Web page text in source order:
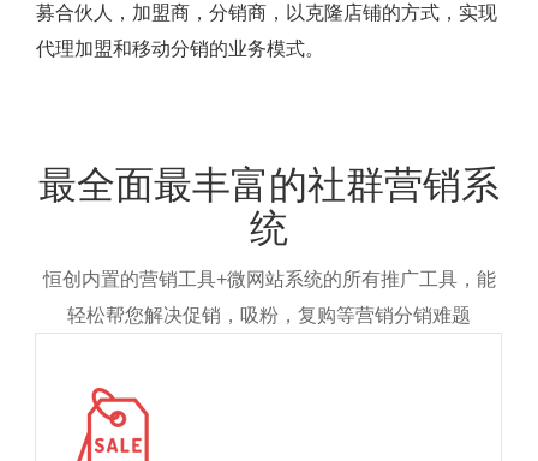
募合伙人，加盟商，分销商，以克隆店铺的方式，实现
代理加盟和移动分销的业务模式。
最全面最丰富的社群营销系
统
恒创内置的营销工具+微网站系统的所有推广工具，能
轻松帮您解决促销，吸粉，复购等营销分销难题